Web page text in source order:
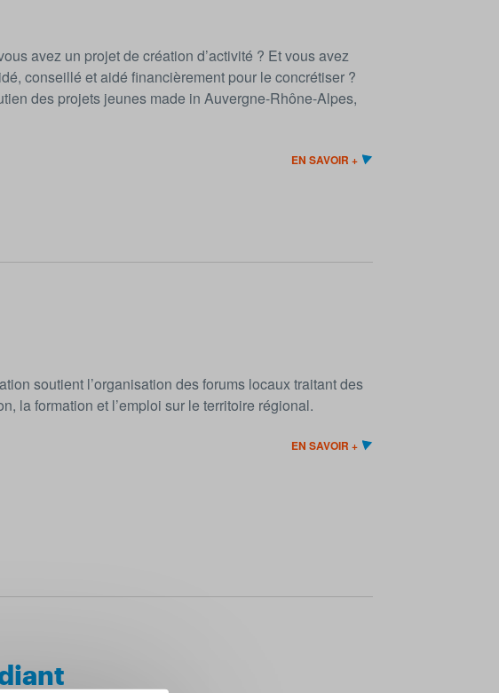
avez un projet de création d’activité ? Et vous avez
conseillé et aidé financièrement pour le concrétiser ?
des projets jeunes made in Auvergne-Rhône-Alpes,
EN SAVOIR +
soutient l’organisation des forums locaux traitant des
la formation et l’emploi sur le territoire régional.
EN SAVOIR +